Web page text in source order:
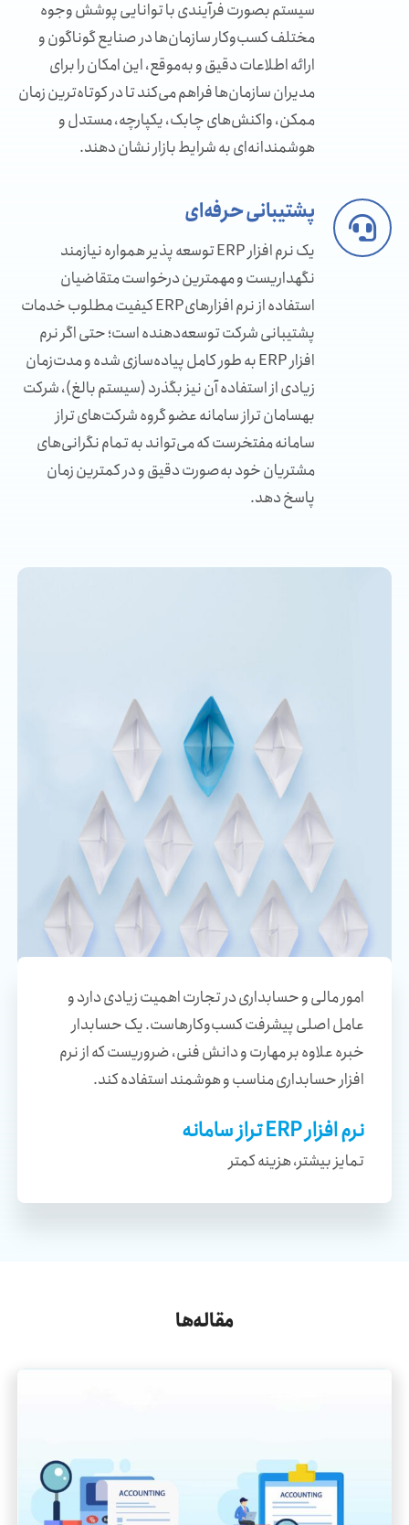
سیستم بصورت فرآیندی با توانایی پوشش وجوه
مختلف کسب‌وکار سازمان‌ها در صنایع گوناگون و
ارائه اطلاعات دقیق و به‌موقع، این امکان را برای
مدیران سازمان‌ها فراهم می‌کند تا در کوتاه‌ترین زمان
ممکن، واکنش‌‌های چابک، یکپارچه، مستدل و
هوشمندانه‌ای به شرایط بازار نشان دهند.
پشتیبانی حرفه‌ای
یک نرم افزار ERP توسعه پذیر همواره نیازمند
نگهداریست و مهمترین درخواست متقاضیان
استفاده از نرم افزارهایERP کیفیت مطلوب خدمات
پشتیبانی شرکت توسعه‌دهنده است؛ حتی اگر نرم
افزار ERP به طور کامل پیاده‌سازی شده و مدت‌زمان
زیادی از استفاده آن نیز بگذرد (سیستم بالغ)، شرکت
بهسامان تراز سامانه عضو گروه شرکت‌های تراز
سامانه مفتخرست که می‌تواند به تمام نگرانی‌های
مشتریان خود به‌صورت دقیق و در کمترین زمان
پاسخ دهد.
امور مالی و حسابداری در تجارت اهمیت زیادی دارد و
عامل اصلی پیشرفت کسب‌وکارهاست. یک حسابدار
خبره علاوه بر مهارت و دانش فنی، ضروریست که از نرم
افزار حسابداری مناسب و هوشمند استفاده کند.
نرم افزار ERP تراز سامانه
تمایز بیشتر، هزینه کمتر
مقاله‌ها